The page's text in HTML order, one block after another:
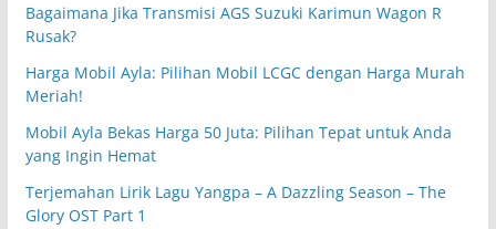
Bagaimana Jika Transmisi AGS Suzuki Karimun Wagon R
Rusak?
Harga Mobil Ayla: Pilihan Mobil LCGC dengan Harga Murah
Meriah!
Mobil Ayla Bekas Harga 50 Juta: Pilihan Tepat untuk Anda
yang Ingin Hemat
Terjemahan Lirik Lagu Yangpa – A Dazzling Season – The
Glory OST Part 1